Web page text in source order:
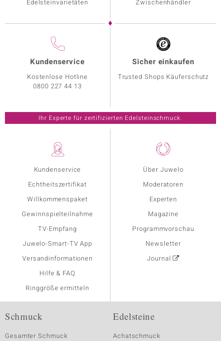
Kundenservice
Echtheitszertifikat
Willkommenspaket
Gewinnspielteilnahme
TV-Empfang
Juwelo-Smart-TV App
Versandinformationen
Hilfe & FAQ
Ringgröße ermitteln
Über Juwelo
Moderatoren
Experten
Magazine
Programmvorschau
Newsletter
Journal
Edelsteinvarietäten
Zwischenhändler
Kundenservice
Kostenlose Hotline
0800 227 44 13
Sicher einkaufen
Trusted Shops Käuferschutz
Ihr Experte für zertifizierten Edelsteinschmuck.
Schmuck
Gesamter Schmuck
Edelsteine
Achatschmuck